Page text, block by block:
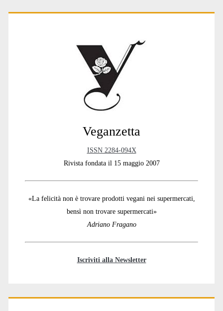
Primary
Veganzetta
ISSN 2284-094X
Rivista fondata il 15 maggio 2007
«La felicità non è trovare prodotti vegani nei supermercati,
bensì non trovare supermercati»
Adriano Fragano
Iscriviti alla Newsletter